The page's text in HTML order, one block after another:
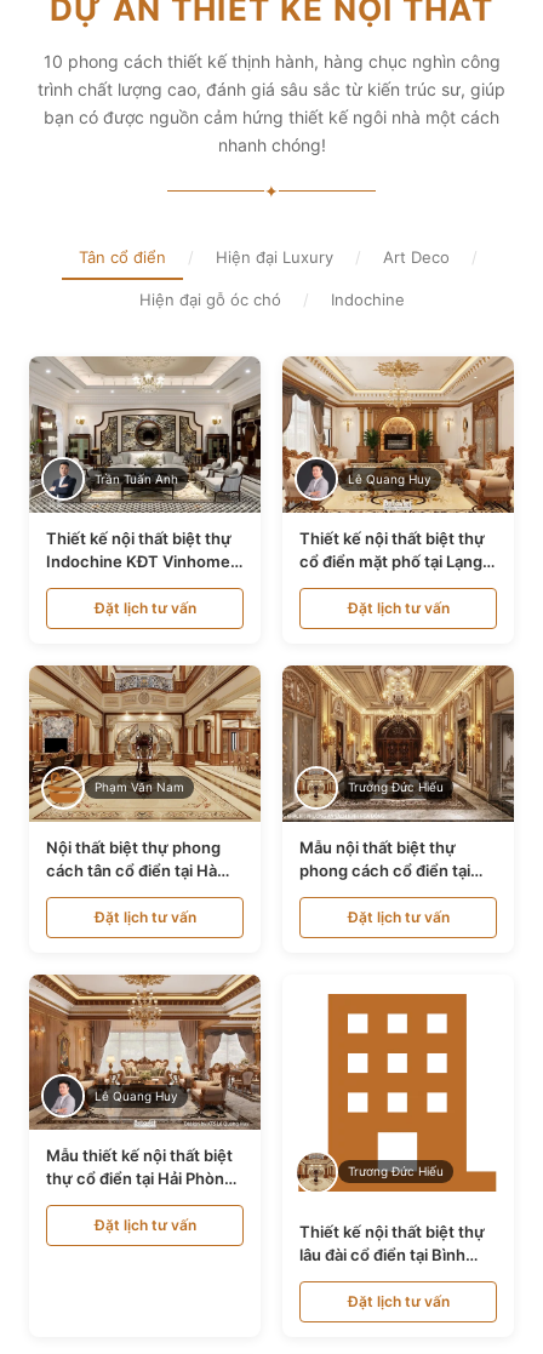
diện tích và thẩm mỹ
Xem chi tiết
DỰ ÁN THIẾT KẾ NỘI THẤT
10 phong cách thiết kế thịnh hành, hàng chục nghìn công
trình chất lượng cao, đánh giá sâu sắc từ kiến trúc sư, giúp
bạn có được nguồn cảm hứng thiết kế ngôi nhà một cách
nhanh chóng!
✦
Tân cổ điển / Hiện đại Luxury / Art Deco /
Hiện đại gỗ óc chó / Indochine
Trần Tuấn Anh
Thiết kế nội thất biệt thự
Indochine KĐT Vinhomes
Ocean Park NT24600
Đặt lịch tư vấn
Lê Quang Huy
Thiết kế nội thất biệt thự
cổ điển mặt phố tại Lạng
Sơn NT24534
Đặt lịch tư vấn
Phạm Văn Nam
Nội thất biệt thự phong
cách tân cổ điển tại Hà
Nội NT24405
Đặt lịch tư vấn
Trương Đức Hiếu
Mẫu nội thất biệt thự
phong cách cổ điển tại
Bình Dương NT24532
Đặt lịch tư vấn
Lê Quang Huy
Mẫu thiết kế nội thất biệt
thự cổ điển tại Hải Phòng
NT24535
Đặt lịch tư vấn
Trương Đức Hiếu
Thiết kế nội thất biệt thự
lâu đài cổ điển tại Bình
Thuận NT21128
Đặt lịch tư vấn